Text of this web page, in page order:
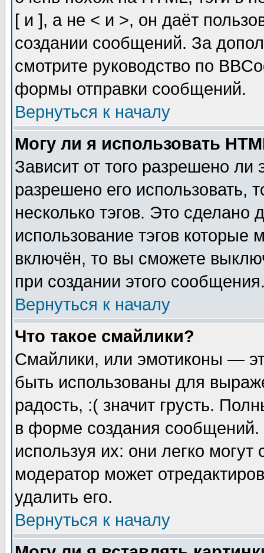
[ и ], а не < и >, он даёт
создании сообщений. За
смотрите руководство по
формы отправки сообщений.
Вернуться к началу
Могу ли я использовать
Зависит от того разрешено
разрешено его использовать,
несколько тэгов. Это сделано
использование тэгов
включён, то вы сможете
при создании этого
Вернуться к началу
Что такое смайлики?
Смайлики, или эмотиконы —
быть использованы для
радость, :( значит грусть.
в форме создания сообщений.
используя их: они легко
модератор может
удалить его.
Вернуться к началу